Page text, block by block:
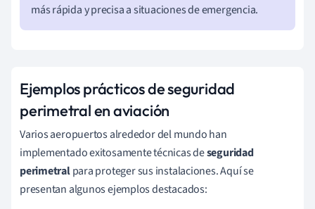
más rápida y precisa a situaciones de emergencia.
Ejemplos prácticos de seguridad
perimetral en aviación
Varios aeropuertos alrededor del mundo han
implementado exitosamente técnicas deseguridad
perimetralpara proteger sus instalaciones. Aquí se
presentan algunos ejemplos destacados: